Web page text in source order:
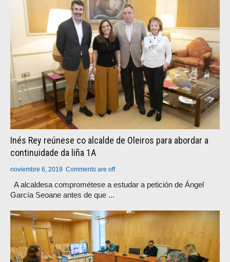
Inés Rey reúnese co alcalde de Oleiros para abordar a
continuidade da liña 1A
noviembre 6, 2019 Comments are off
A alcaldesa comprométese a estudar a petición de Ángel
García Seoane antes de que ...